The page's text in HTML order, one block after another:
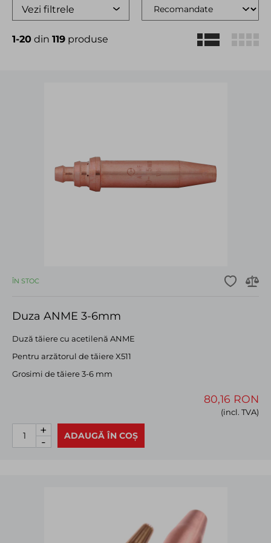
Vezi filtrele
1-20 din 119 produse
ÎN STOC
Duza ANME 3-6mm
Duză tăiere cu acetilenă ANME
Pentru arzătorul de tăiere X511
Grosimi de tăiere 3-6 mm
80,16 RON
(incl. TVA)
ADAUGĂ ÎN COȘ
+
-